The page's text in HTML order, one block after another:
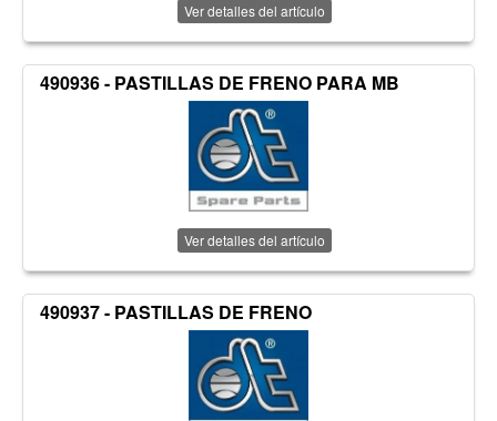
Ver detalles del artículo
490936 - PASTILLAS DE FRENO PARA MB
Ver detalles del artículo
490937 - PASTILLAS DE FRENO